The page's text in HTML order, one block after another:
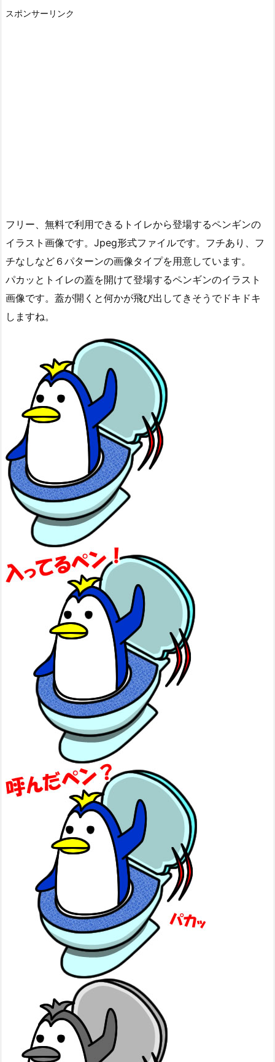
スポンサーリンク
フリー、無料で利用できるトイレから登場するペンギンの
イラスト画像です。Jpeg形式ファイルです。フチあり、フ
チなしなど６パターンの画像タイプを用意しています。
パカッとトイレの蓋を開けて登場するペンギンのイラスト
画像です。蓋が開くと何かが飛び出してきそうでドキドキ
しますね。